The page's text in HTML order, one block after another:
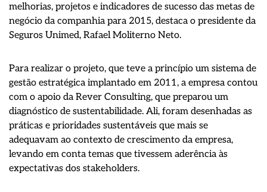
melhorias, projetos e indicadores de sucesso das metas de
negócio da companhia para 2015, destaca o presidente da
Seguros Unimed, Rafael Moliterno Neto.
Para realizar o projeto, que teve a princípio um sistema de
gestão estratégica implantado em 2011, a empresa contou
com o apoio da Rever Consulting, que preparou um
diagnóstico de sustentabilidade. Ali, foram desenhadas as
práticas e prioridades sustentáveis que mais se
adequavam ao contexto de crescimento da empresa,
levando em conta temas que tivessem aderência às
expectativas dos stakeholders.